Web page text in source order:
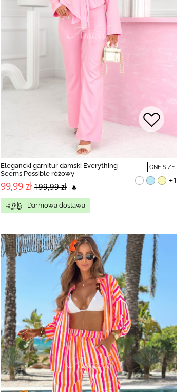
Elegancki garnitur damski Everything
Seems Possible różowy
99,99 zł199,99 zł 🔥
ONE SIZE
+1
Darmowa dostawa